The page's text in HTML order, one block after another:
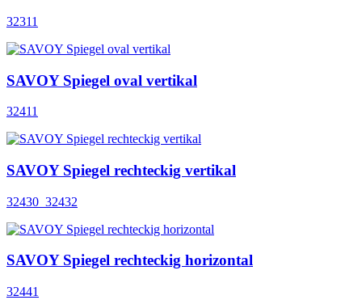
32311
SAVOY Spiegel oval vertikal
32411
SAVOY Spiegel rechteckig vertikal
32430_32432
SAVOY Spiegel rechteckig horizontal
32441